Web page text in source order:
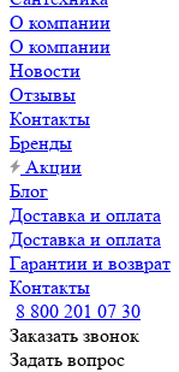
О компании
О компании
Новости
Отзывы
Контакты
Бренды
Акции
Блог
Доставка и оплата
Доставка и оплата
Гарантии и возврат
Контакты
8 800 201 07 30
Заказать звонок
Задать вопрос